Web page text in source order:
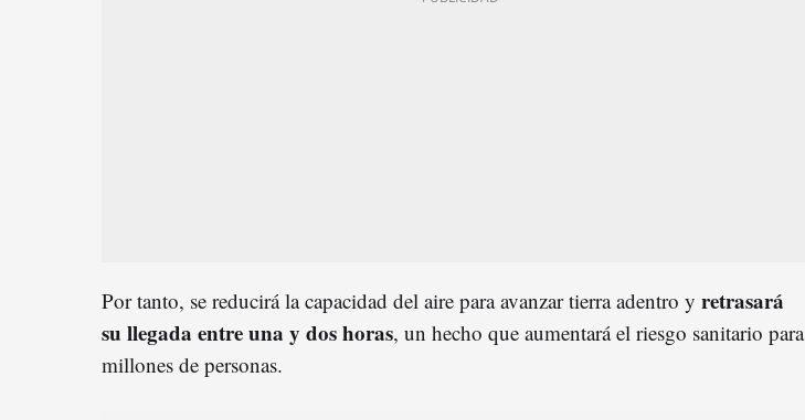
Por tanto, se reducirá la capacidad del aire para avanzar tierra adentro y retrasará
su llegada entre una y doshoras, un hecho que aumentará el riesgo sanitario para
millones de personas.